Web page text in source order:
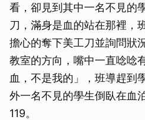
看，卻見到其中一名不見的
刀，滿身是血的站在那裡，
擔心的奪下美工刀並詢問狀
教室的方向，嘴中一直唸唸
血，不是我的」，班導趕到
外一名不見的學生倒臥在血
119。